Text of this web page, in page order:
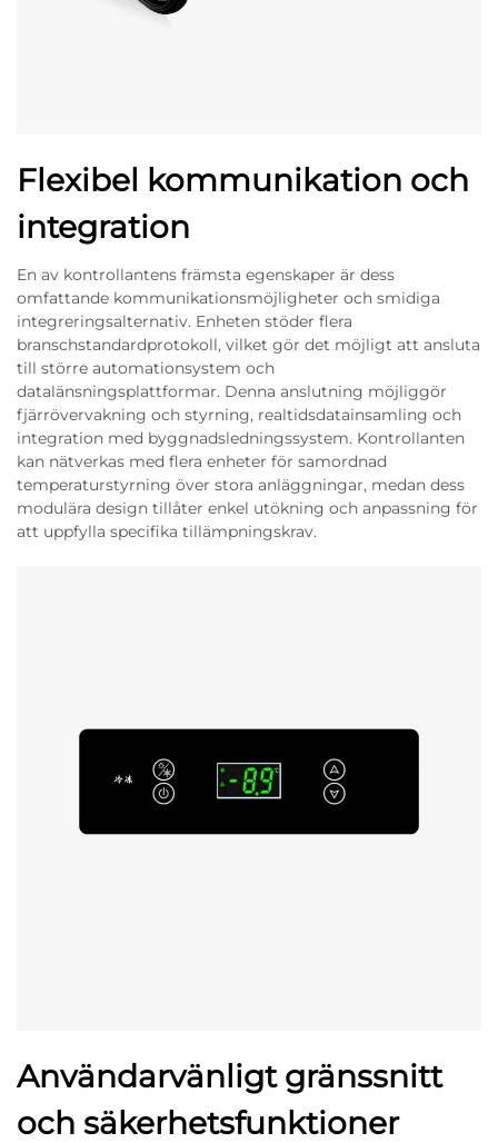
Flexibel kommunikation och
integration
En av kontrollantens främsta egenskaper är dess
omfattande kommunikationsmöjligheter och smidiga
integreringsalternativ. Enheten stöder flera
branschstandardprotokoll, vilket gör det möjligt att ansluta
till större automationsystem och
datalänsningsplattformar. Denna anslutning möjliggör
fjärrövervakning och styrning, realtidsdatainsamling och
integration med byggnadsledningssystem. Kontrollanten
kan nätverkas med flera enheter för samordnad
temperaturstyrning över stora anläggningar, medan dess
modulära design tillåter enkel utökning och anpassning för
att uppfylla specifika tillämpningskrav.
Användarvänligt gränssnitt
och säkerhetsfunktioner